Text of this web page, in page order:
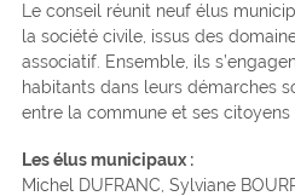
Le conseil réunit neuf élus
la société civile, issus des
associatif. Ensemble, ils
habitants dans leurs démarches
entre la commune et ses
Les élus municipaux :
Michel DUFRANC, Sylviane